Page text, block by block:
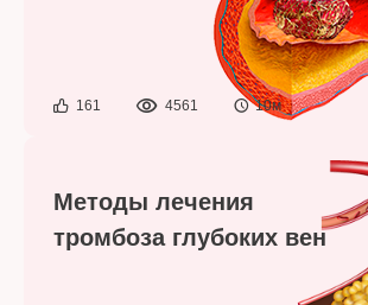
161 4561 10м
Методы лечения
тромбоза глубоких вен